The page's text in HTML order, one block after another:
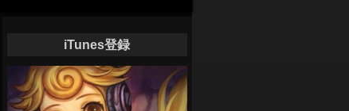
iTunes登録